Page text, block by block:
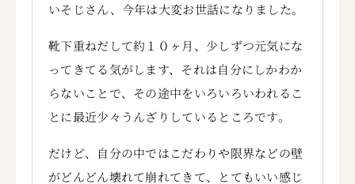
いそじさん、今年は大変お世話になりました。
靴下重ねだして約１０ヶ月、少しずつ元気にな
ってきてる気がします、それは自分にしかわか
らないことで、その途中をいろいろいわれるこ
とに最近少々うんざりしているところです。
だけど、自分の中ではこだわりや限界などの壁
がどんどん壊れて崩れてきて、とてもいい感じ